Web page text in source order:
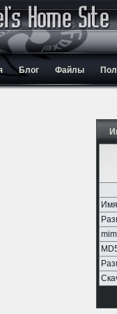
Блог Файлы